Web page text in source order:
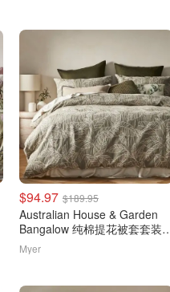
$94.97 $189.95
Australian House & Garden
Bangalow 纯棉提花被套套装
橄榄绿
Myer